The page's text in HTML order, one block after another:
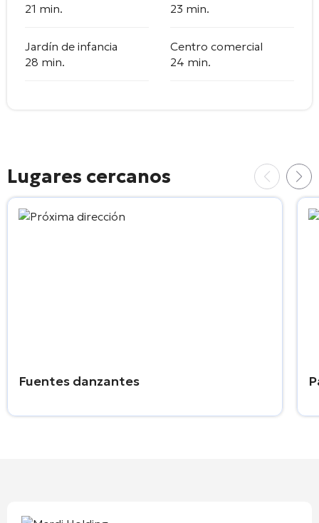
21 min.
23 min.
Jardín de infancia
28 min.
Centro comercial
24 min.
Lugares cercanos
Fuentes danzantes